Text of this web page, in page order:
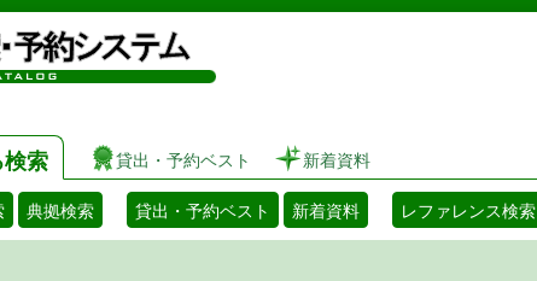
図書館 蔵書検索・予約システム
検索 貸出・予約ベスト 新着資料
典拠検索 貸出・予約ベスト 新着資料 レファレンス検索